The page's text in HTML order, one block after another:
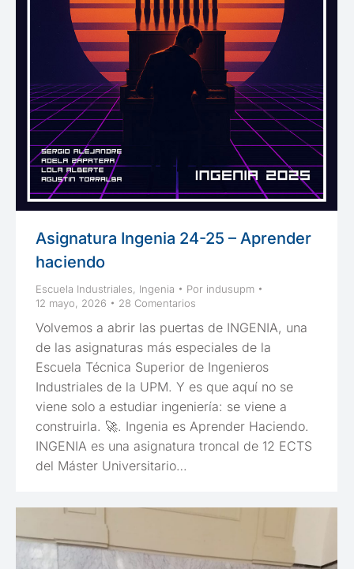
Asignatura Ingenia 24-25 – Aprender
haciendo
Escuela Industriales, Ingenia Por indusupm
12 mayo, 2026
28 Comentarios
Volvemos a abrir las puertas de INGENIA, una
de las asignaturas más especiales de la
Escuela Técnica Superior de Ingenieros
Industriales de la UPM. Y es que aquí no se
viene solo a estudiar ingeniería: se viene a
construirla. 🚀. Ingenia es Aprender Haciendo.
INGENIA es una asignatura troncal de 12 ECTS
del Máster Universitario…